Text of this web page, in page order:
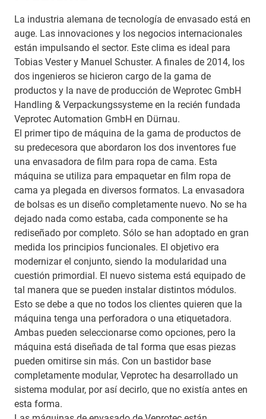
La industria alemana de tecnología de envasado está en
auge. Las innovaciones y los negocios internacionales
están impulsando el sector. Este clima es ideal para
Tobias Vester y Manuel Schuster. A finales de 2014, los
dos ingenieros se hicieron cargo de la gama de
productos y la nave de producción de Weprotec GmbH
Handling & Verpackungssysteme en la recién fundada
Veprotec Automation GmbH en Dürnau.
El primer tipo de máquina de la gama de productos de
su predecesora que abordaron los dos inventores fue
una envasadora de film para ropa de cama. Esta
máquina se utiliza para empaquetar en film ropa de
cama ya plegada en diversos formatos. La envasadora
de bolsas es un diseño completamente nuevo. No se ha
dejado nada como estaba, cada componente se ha
rediseñado por completo. Sólo se han adoptado en gran
medida los principios funcionales. El objetivo era
modernizar el conjunto, siendo la modularidad una
cuestión primordial. El nuevo sistema está equipado de
tal manera que se pueden instalar distintos módulos.
Esto se debe a que no todos los clientes quieren que la
máquina tenga una perforadora o una etiquetadora.
Ambas pueden seleccionarse como opciones, pero la
máquina está diseñada de tal forma que esas piezas
pueden omitirse sin más. Con un bastidor base
completamente modular, Veprotec ha desarrollado un
sistema modular, por así decirlo, que no existía antes en
esta forma.